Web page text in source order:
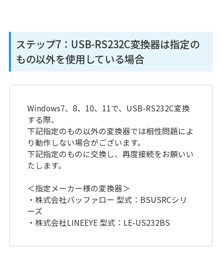
ステップ7：USB-RS232C変換器は指定の
もの以外を使用している場合
Windows7、8、10、11で、USB-RS232C変換
する際、
下記指定のもの以外の変換器では相性問題によ
り動作しない場合がございます。
下記指定のものに交換し、再度接続をお願いい
たします。
＜指定メーカー様の変換器＞
・株式会社バッファロー 型式：BSUSRCシリ
ーズ
・株式会社LINEEYE 型式：LE-US232BS